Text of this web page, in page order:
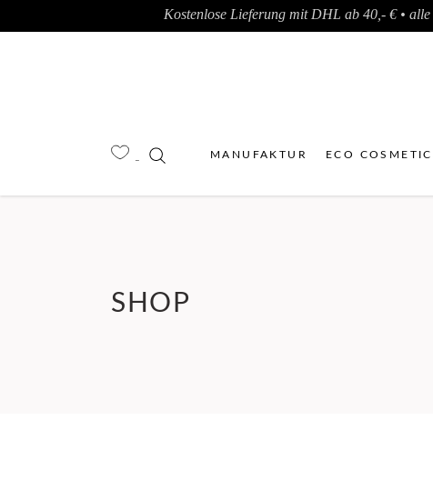
Kostenlose Lieferung mit DHL ab 40,- € •
MANUFAKTUR ECO
SHOP